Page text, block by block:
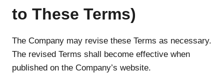
to These Terms)
The Company may revise these Terms as necessary.
The revised Terms shall become effective when
published on the Company’s website.